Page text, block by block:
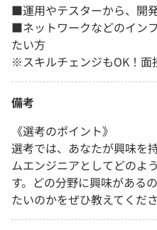
■運用やテスターから、開
■ネットワークなどのイン
たい方
※スキルチェンジもOK！面
備考
《選考のポイント》
選考では、あなたが興味を
ムエンジニアとしてどのよ
す。どの分野に興味がある
たいのかをぜひ教えてくださ